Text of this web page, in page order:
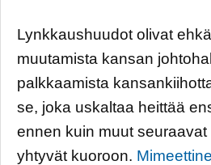
Lynkkaushuudot olivat
muutamista kansan
palkkaamista
se, joka uskaltaa heittää
ennen kuin muut seuraavat
yhtyvät kuoroon.